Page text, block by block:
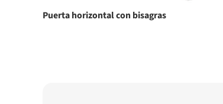
Puerta horizontal con bisagras